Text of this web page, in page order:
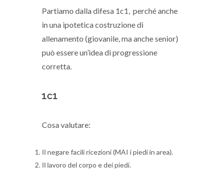
Partiamo dalla difesa 1c1, perché anche
in una ipotetica costruzione di
allenamento (giovanile, ma anche senior)
può essere un’idea di progressione
corretta.
1c1
Cosa valutare:
Il negare facili ricezioni (MAI i piedi in area).
Il lavoro del corpo e dei piedi.